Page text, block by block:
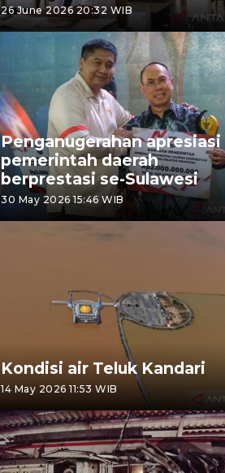
26 June 2026 20:32 WIB
Penganugerahan apresiasi
pemerintah daerah
berprestasi se-Sulawesi
30 May 2026 15:46 WIB
Kondisi air Teluk Kandari
14 May 2026 11:53 WIB